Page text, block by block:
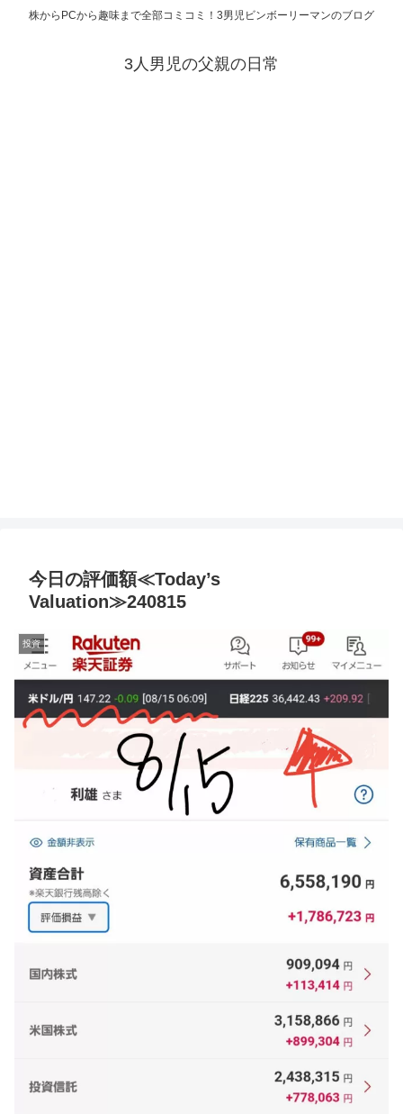
株からPCから趣味まで全部コミコミ！3男児ビンボーリーマンのブログ
3人男児の父親の日常
今日の評価額≪Today’s
Valuation≫240815
投資